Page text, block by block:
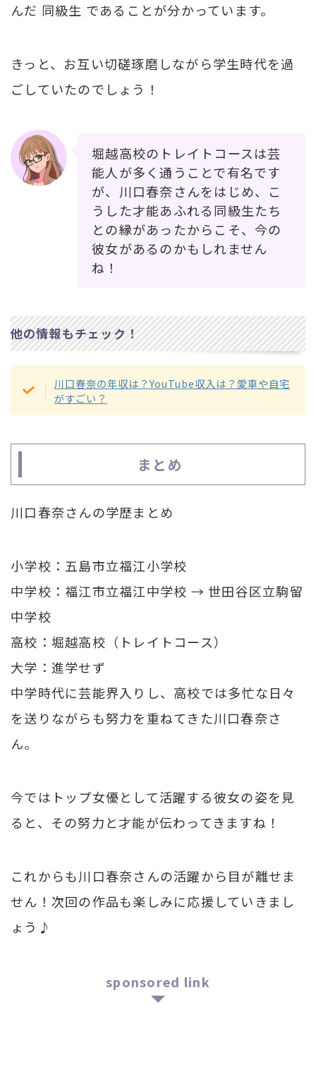
んだ 同級生 であることが分かっています。
きっと、お互い切磋琢磨しながら学生時代を過
ごしていたのでしょう！
堀越高校のトレイトコースは芸
能人が多く通うことで有名です
が、川口春奈さんをはじめ、こ
うした才能あふれる同級生たち
との縁があったからこそ、今の
彼女があるのかもしれません
ね！
他の情報もチェック！
川口春奈の年収は？YouTube収入は？愛車や自宅
がすごい？
まとめ
川口春奈さんの学歴まとめ
小学校：五島市立福江小学校
中学校：福江市立福江中学校 → 世田谷区立駒留
中学校
高校：堀越高校（トレイトコース）
大学：進学せず
中学時代に芸能界入りし、高校では多忙な日々
を送りながらも努力を重ねてきた川口春奈さ
ん。
今ではトップ女優として活躍する彼女の姿を見
ると、その努力と才能が伝わってきますね！
これからも川口春奈さんの活躍から目が離せま
せん！次回の作品も楽しみに応援していきまし
ょう♪
sponsored link